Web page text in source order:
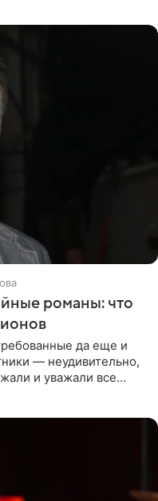
романы: что
да еще и
— неудивительно,
и уважали все